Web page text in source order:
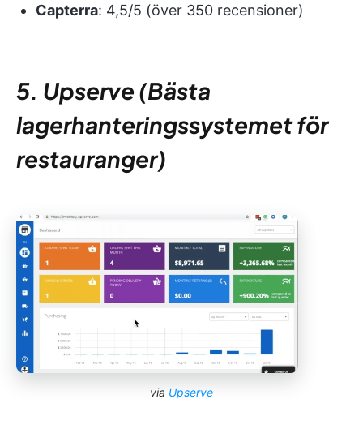
Capterra: 4,5/5 (över 350 recensioner)
5. Upserve (Bästa
lagerhanteringssystemet för
restauranger)
via Upserve